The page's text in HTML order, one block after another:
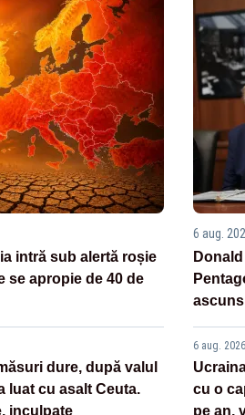
intră sub alertă roșie
se apropie de 40 de
dure, după valul
luat cu asalt Ceuta.
inculpate
6 aug.
6 aug.
cu o
pe an,